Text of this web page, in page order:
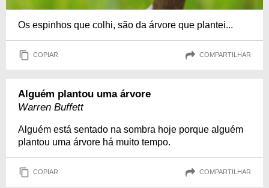
Os espinhos que colhi, são da árvore que plantei...
COPIAR COMPARTILHAR
Alguém plantou uma árvore
Warren Buffett
Alguém está sentado na sombra hoje porque alguém
plantou uma árvore há muito tempo.
COPIAR COMPARTILHAR